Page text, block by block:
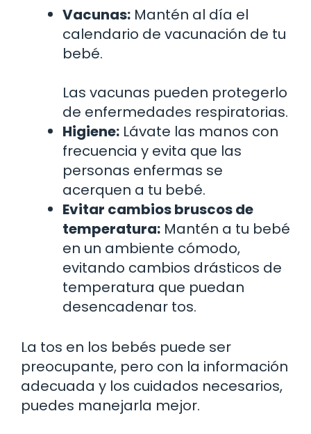
Vacunas: Mantén al día el
calendario de vacunación de tu
bebé.
Las vacunas pueden protegerlo
de enfermedades respiratorias.
Higiene: Lávate las manos con
frecuencia y evita que las
personas enfermas se
acerquen a tu bebé.
Evitar cambios bruscos de
temperatura: Mantén a tu bebé
en un ambiente cómodo,
evitando cambios drásticos de
temperatura que puedan
desencadenar tos.
La tos en los bebés puede ser
preocupante, pero con la información
adecuada y los cuidados necesarios,
puedes manejarla mejor.